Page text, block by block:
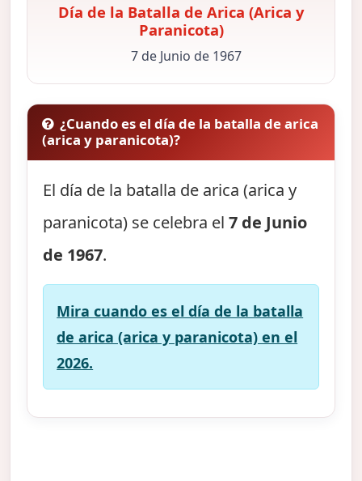
Día de la Batalla de Arica (Arica y
Paranicota)
7 de Junio de 1967
¿Cuando es el día de la batalla de arica
(arica y paranicota)?
El día de la batalla de arica (arica y
paranicota) se celebra el7 de Junio
de 1967.
Mira cuando es el día de la batalla
de arica (arica y paranicota) en el
2026.